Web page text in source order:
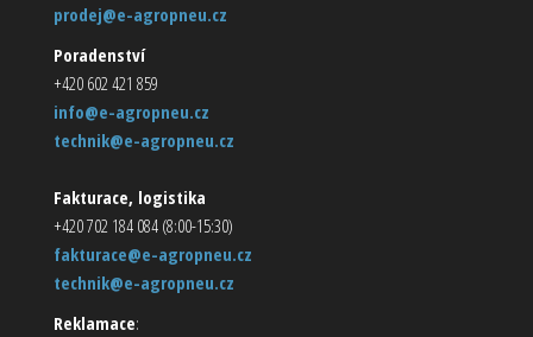
prodej@e-agropneu.cz
Poradenství
+420 602 421 859
info@e-agropneu.cz
technik@e-agropneu.cz
Fakturace, logistika
+420 702 184 084 (8:00-15:30)
fakturace@e-agropneu.cz
technik@e-agropneu.cz
Reklamace: